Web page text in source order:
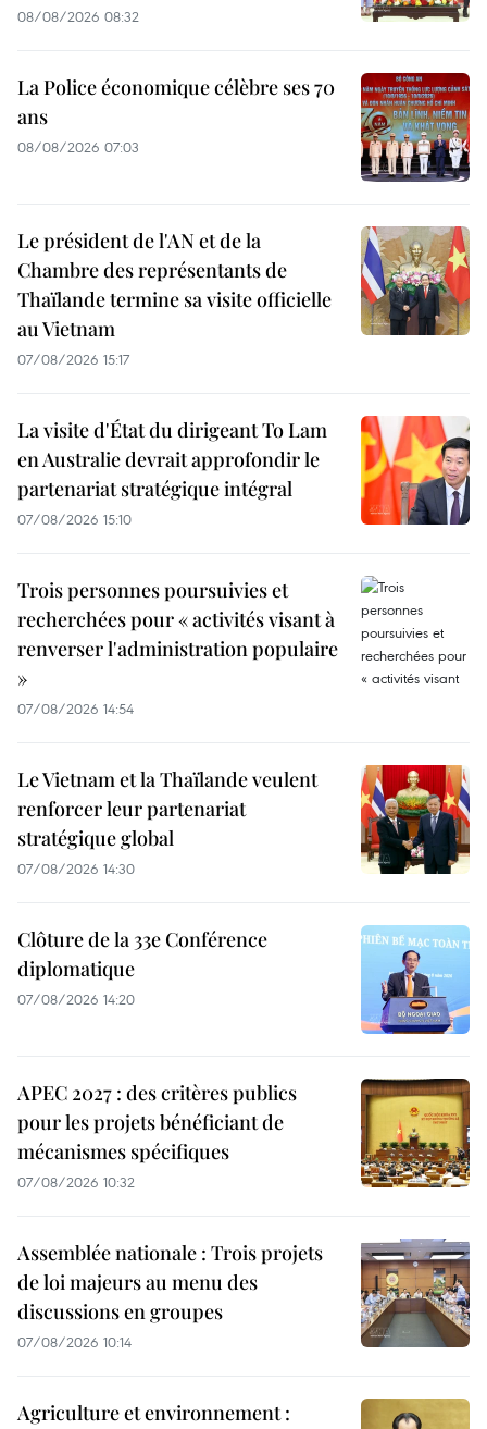
08/08/2026 08:32
La Police économique célèbre ses 70
ans
08/08/2026 07:03
Le président de l'AN et de la
Chambre des représentants de
Thaïlande termine sa visite officielle
au Vietnam
07/08/2026 15:17
La visite d'État du dirigeant To Lam
en Australie devrait approfondir le
partenariat stratégique intégral
07/08/2026 15:10
Trois personnes poursuivies et
recherchées pour « activités visant à
renverser l'administration populaire
»
07/08/2026 14:54
Le Vietnam et la Thaïlande veulent
renforcer leur partenariat
stratégique global
07/08/2026 14:30
Clôture de la 33e Conférence
diplomatique
07/08/2026 14:20
APEC 2027 : des critères publics
pour les projets bénéficiant de
mécanismes spécifiques
07/08/2026 10:32
Assemblée nationale : Trois projets
de loi majeurs au menu des
discussions en groupes
07/08/2026 10:14
Agriculture et environnement :